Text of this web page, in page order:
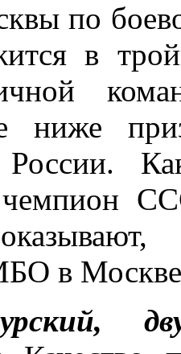
по
в
ниже
России.
чемпион
в